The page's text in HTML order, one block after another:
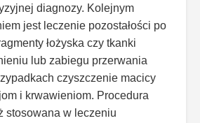
diagnozy. Kolejnym
jest leczenie pozostałości po
łożyska czy tkanki
lub zabiegu przerwania
czyszczenie macicy
i krwawieniom. Procedura
stosowana w leczeniu